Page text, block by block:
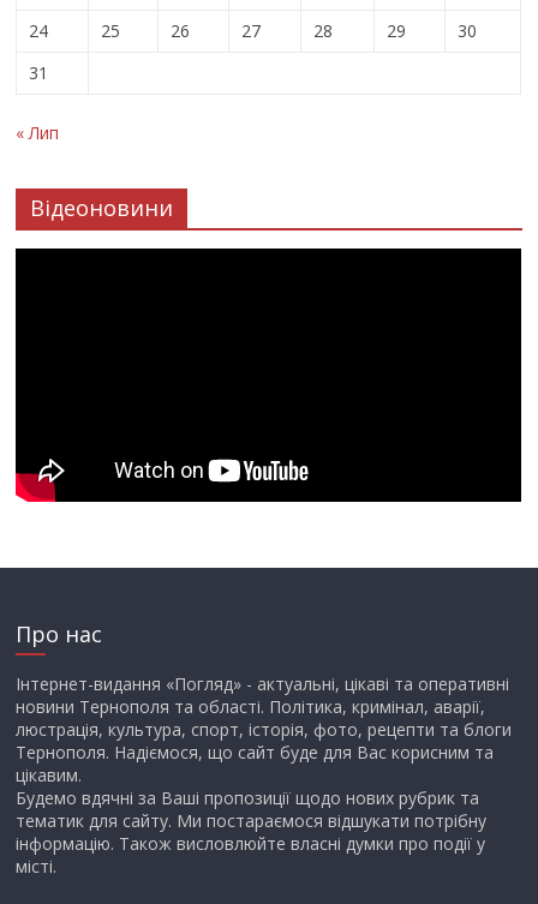
24
25 26 27 28 29
30
31
« Лип
Відеоновини
Про нас
Інтернет-видання «Погляд» - актуальні, цікаві та оперативні
новини Тернополя та області. Політика, кримінал, аварії,
люстрація, культура, спорт, історія, фото, рецепти та блоги
Тернополя. Надіємося, що сайт буде для Вас корисним та
цікавим.
Будемо вдячні за Ваші пропозиції щодо нових рубрик та
тематик для сайту. Ми постараємося відшукати потрібну
інформацію. Також висловлюйте власні думки про події у
місті.